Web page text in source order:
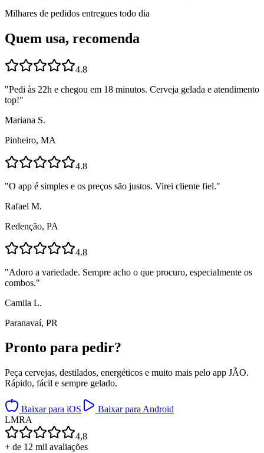
Milhares de pedidos entregues todo dia
Quem usa, recomenda
4.8
"Pedi às 22h e chegou em 18 minutos. Cerveja gelada e atendimento
top!"
Mariana S.
Pinheiro, MA
4.8
"O app é simples e os preços são justos. Virei cliente fiel."
Rafael M.
Redenção, PA
4.8
"Adoro a variedade. Sempre acho o que procuro, especialmente os
combos."
Camila L.
Paranavaí, PR
Pronto para pedir?
Peça cervejas, destilados, energéticos e muito mais pelo app JÃO.
Rápido, fácil e sempre gelado.
Baixar para iOS
Baixar para Android
LMRA
4,8
+ de 12 mil avaliações